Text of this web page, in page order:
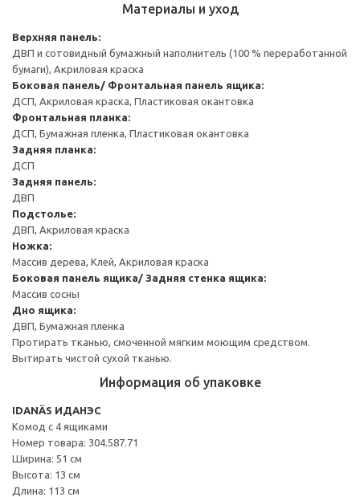
Материалы и уход
Верхняя панель:
ДВП и сотовидный бумажный наполнитель (100 % переработанной
бумаги), Акриловая краска
Боковая панель/ Фронтальная панель ящика:
ДСП, Акриловая краска, Пластиковая окантовка
Фронтальная планка:
ДСП, Бумажная пленка, Пластиковая окантовка
Задняя планка:
ДСП
Задняя панель:
ДВП
Подстолье:
ДВП, Акриловая краска
Ножка:
Массив дерева, Клей, Акриловая краска
Боковая панель ящика/ Задняя стенка ящика:
Массив сосны
Дно ящика:
ДВП, Бумажная пленка
Протирать тканью, смоченной мягким моющим средством.
Вытирать чистой сухой тканью.
Информация об упаковке
IDANÄS ИДАНЭС
Комод с 4 ящиками
Номер товара: 304.587.71
Ширина: 51 см
Высота: 13 см
Длина: 113 см